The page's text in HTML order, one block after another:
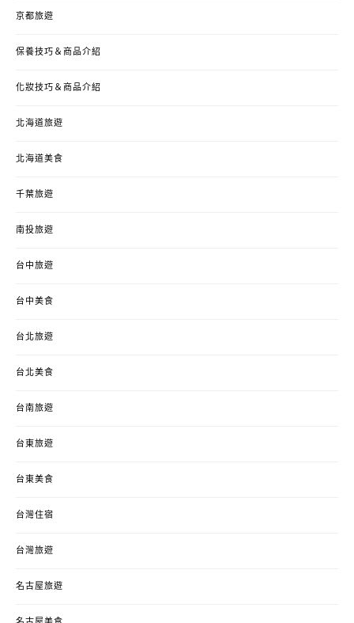
京都旅遊
保養技巧＆商品介紹
化妝技巧＆商品介紹
北海道旅遊
北海道美食
千葉旅遊
南投旅遊
台中旅遊
台中美食
台北旅遊
台北美食
台南旅遊
台東旅遊
台東美食
台灣住宿
台灣旅遊
名古屋旅遊